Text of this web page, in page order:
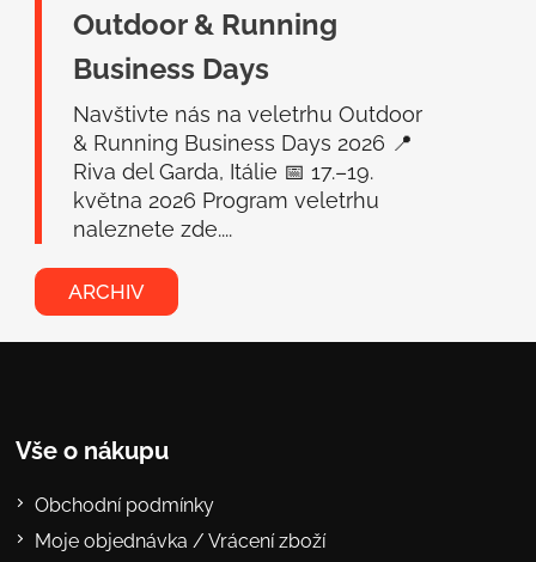
Outdoor & Running
Business Days
Navštivte nás na veletrhu Outdoor
& Running Business Days 2026 📍
Riva del Garda, Itálie 📅 17.–19.
května 2026 Program veletrhu
naleznete zde....
ARCHIV
Vše o nákupu
Obchodní podmínky
Moje objednávka / Vrácení zboží